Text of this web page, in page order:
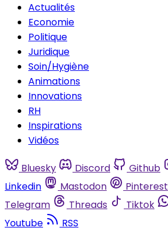
Actualités
Economie
Politique
Juridique
Soin/Hygiène
Animations
Innovations
RH
Inspirations
Vidéos
Bluesky Discord Github
Linkedin
Mastodon Pinterest
Telegram
Threads Tiktok
Youtube
RSS